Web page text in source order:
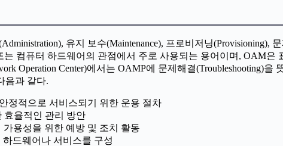
유지 보수(Maintenance), 프로비저닝
컴퓨터 하드웨어의 관점에서 주로 사용되는 용어이며, OAM
Operation Center)에서는 OAMP에 문제해결(Troubleshooting)
음과 같다.
정적으로 서비스되기 위한 운용 절차
효율적인 관리 방안
가용성을 위한 예방 및 조치 활동
하드웨어나 서비스를 구성